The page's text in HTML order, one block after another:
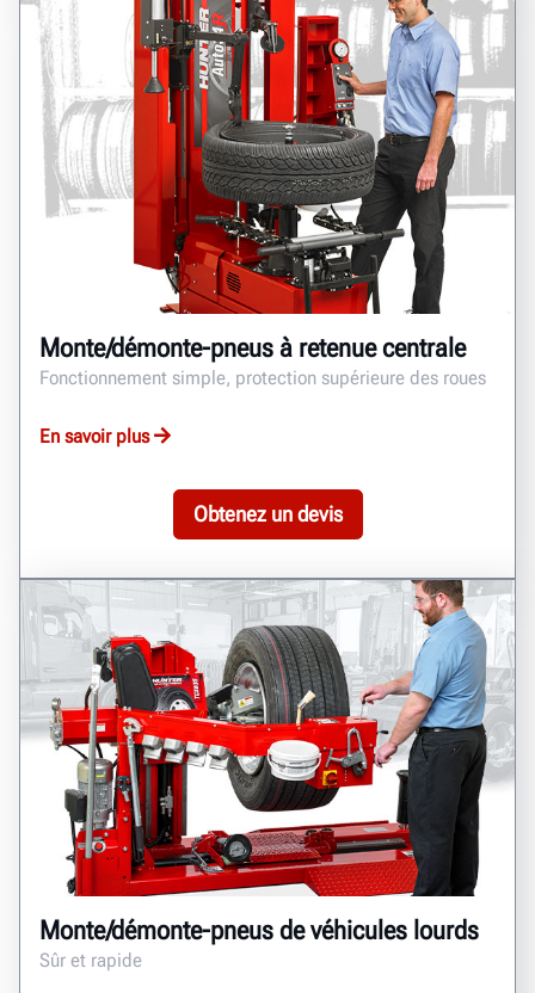
Monte/démonte-pneus à retenue centrale
Fonctionnement simple, protection supérieure des roues
En savoir plus
Obtenez un devis
Monte/démonte-pneus de véhicules lourds
Sûr et rapide